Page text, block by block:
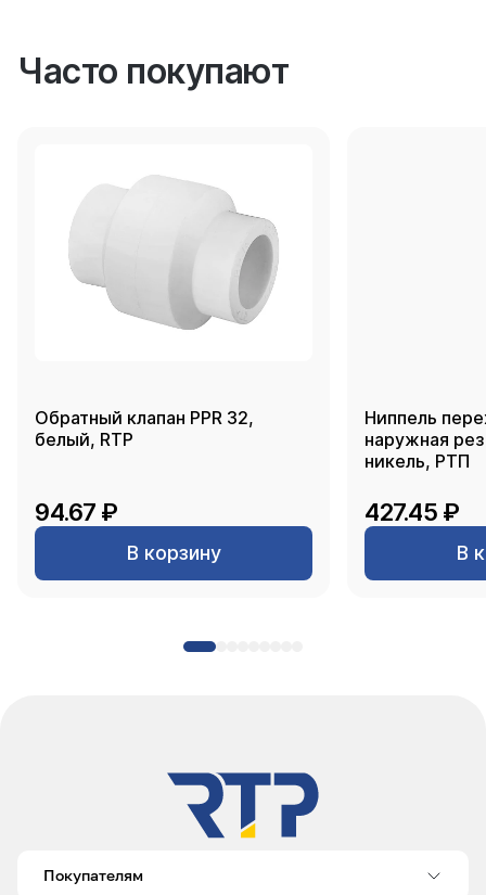
Часто покупают
Обратный клапан PPR 32,
белый, RTP
94.67 ₽
В корзину
Ниппель
наружная
никель, РТП
427.45 ₽
В
Покупателям